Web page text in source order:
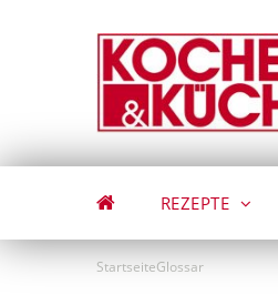
REZEPTE
StartseiteGlossar